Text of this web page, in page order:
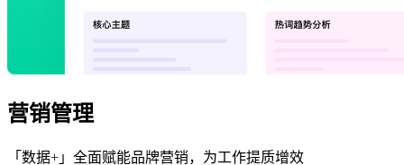
营销管理
「数据+」全面赋能品牌营销，为工作提质增效